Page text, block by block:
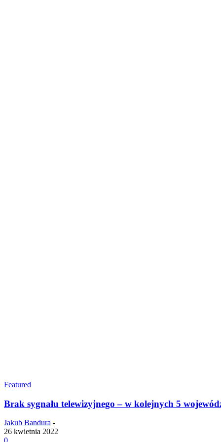
Featured
Brak sygnału telewizyjnego – w kolejnych 5
Jakub Bandura -
26 kwietnia 2022